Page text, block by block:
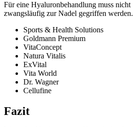
Für eine Hyaluronbehandlung muss nicht
zwangsläufig zur Nadel gegriffen werden.
Sports & Health Solutions
Goldmann Premium
VitaConcept
Natura Vitalis
ExVital
Vita World
Dr. Wagner
Cellufine
Fazit